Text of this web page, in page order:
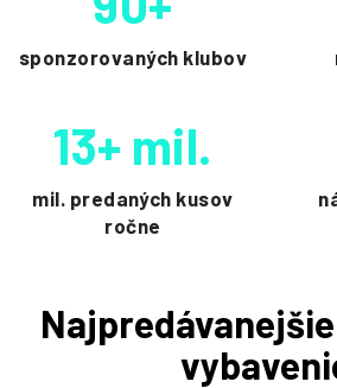
sponzorovaných klubov
13+ mil.
mil. predaných kusov
ročne